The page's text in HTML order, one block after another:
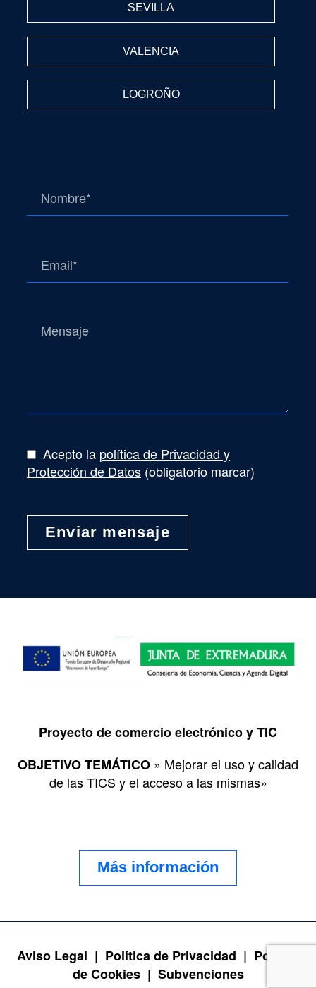
SEVILLA
VALENCIA
LOGROÑO
Acepto la política de Privacidad y
Protección de Datos (obligatorio marcar)
Proyecto de comercio electrónico y TIC
OBJETIVO TEMÁTICO » Mejorar el uso y calidad
de las TICS y el acceso a las mismas»
Más información
Aviso Legal | Política de Privacidad | Política
de Cookies | Subvenciones